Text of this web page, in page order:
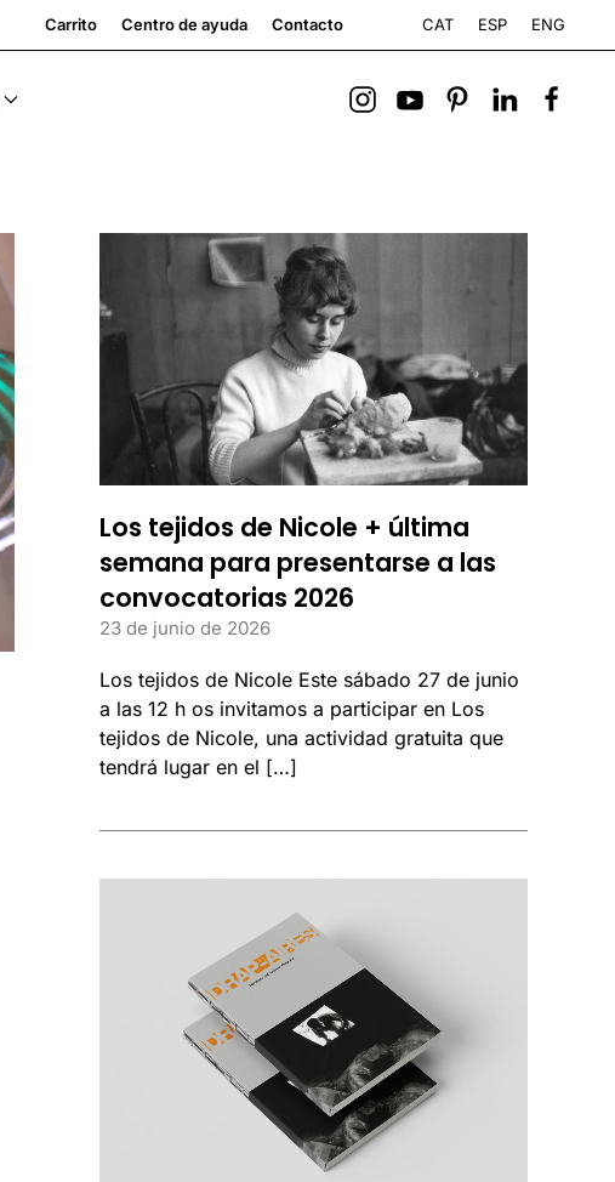
Carrito Centro de ayuda Contacto CAT ESP ENG
Los tejidos de Nicole + última
semana para presentarse a las
convocatorias 2026
23 de junio de 2026
Los tejidos de Nicole Este sábado 27 de junio
a las 12 h os invitamos a participar en Los
tejidos de Nicole, una actividad gratuita que
tendrá lugar en el […]